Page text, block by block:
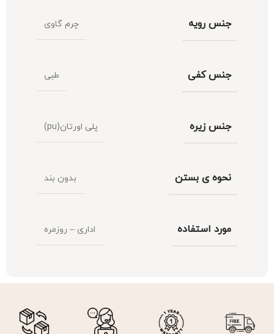
جنس رویه چرم گاوی
جنس کفی طبی
جنس زیره پلی اورتان(pu)
نحوه ی بستن بدون بند
مورد استفاده اداری – روزمره